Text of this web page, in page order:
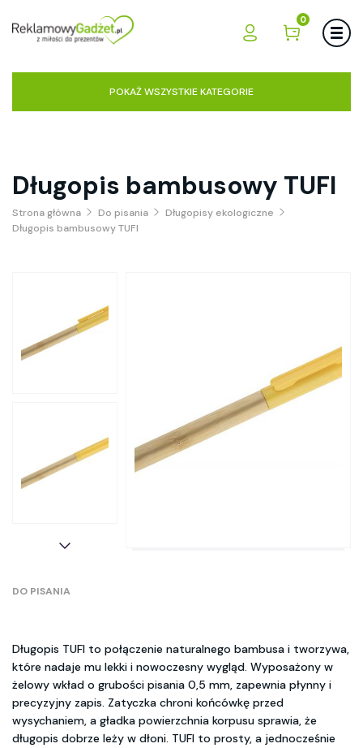
0
POKAŻ WSZYSTKIE KATEGORIE
Długopis bambusowy TUFI
Strona główna Do pisania
Długopisy ekologiczne
Długopis bambusowy TUFI
DO PISANIA
Długopis TUFI to połączenie naturalnego bambusa i tworzywa,
które nadaje mu lekki i nowoczesny wygląd. Wyposażony w
żelowy wkład o grubości pisania 0,5 mm, zapewnia płynny i
precyzyjny zapis. Zatyczka chroni końcówkę przed
wysychaniem, a gładka powierzchnia korpusu sprawia, że
długopis dobrze leży w dłoni. TUFI to prosty, a jednocześnie